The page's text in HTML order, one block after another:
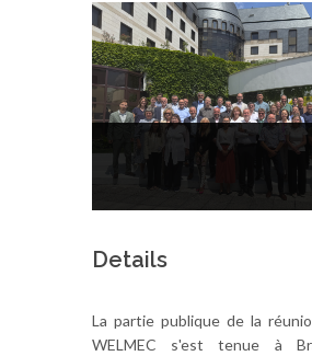
Details
La partie publique de la
WELMEC s'est tenue à